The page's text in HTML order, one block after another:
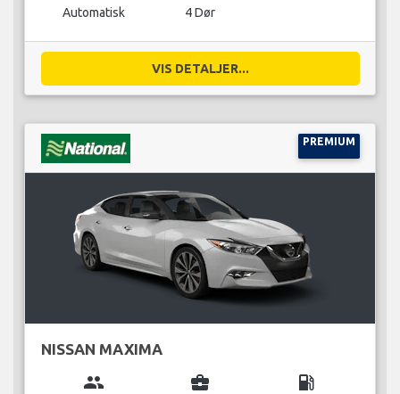
Automatisk 4 Dør
VIS DETALJER...
PREMIUM
NISSAN MAXIMA
group business_center local_gas_station